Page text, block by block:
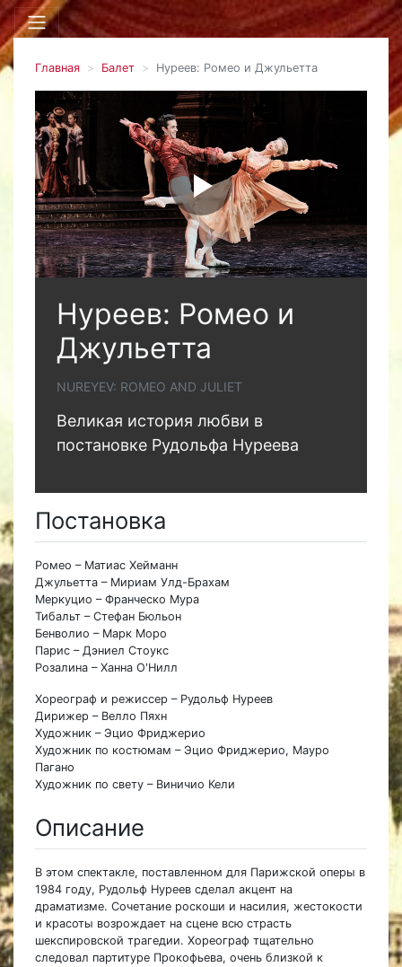
Главная Балет Нуреев: Ромео и Джульетта
Нуреев: Ромео и
Джульетта
NUREYEV: ROMEO AND JULIET
Великая история любви в
постановке Рудольфа Нуреева
Постановка
Ромео – Матиас Хейманн
Джульетта – Мириам Улд-Брахам
Меркуцио – Франческо Мура
Тибальт – Стефан Бюльон
Бенволио – Марк Моро
Парис – Дэниел Стоукс
Розалина – Ханна О'Нилл
Хореограф и режиссер – Рудольф Нуреев
Дирижер – Велло Пяхн
Художник – Эцио Фриджерио
Художник по костюмам – Эцио Фриджерио, Мауро
Пагано
Художник по свету – Виничио Кели
Описание
В этом спектакле, поставленном для Парижской оперы в
1984 году, Рудольф Нуреев сделал акцент на
драматизме. Сочетание роскоши и насилия, жестокости
и красоты возрождает на сцене всю страсть
шекспировской трагедии. Хореограф тщательно
следовал партитуре Прокофьева, очень близкой к